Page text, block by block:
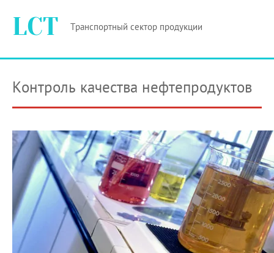
LCT Транспортный сектор продукции
Контроль качества нефтепродуктов